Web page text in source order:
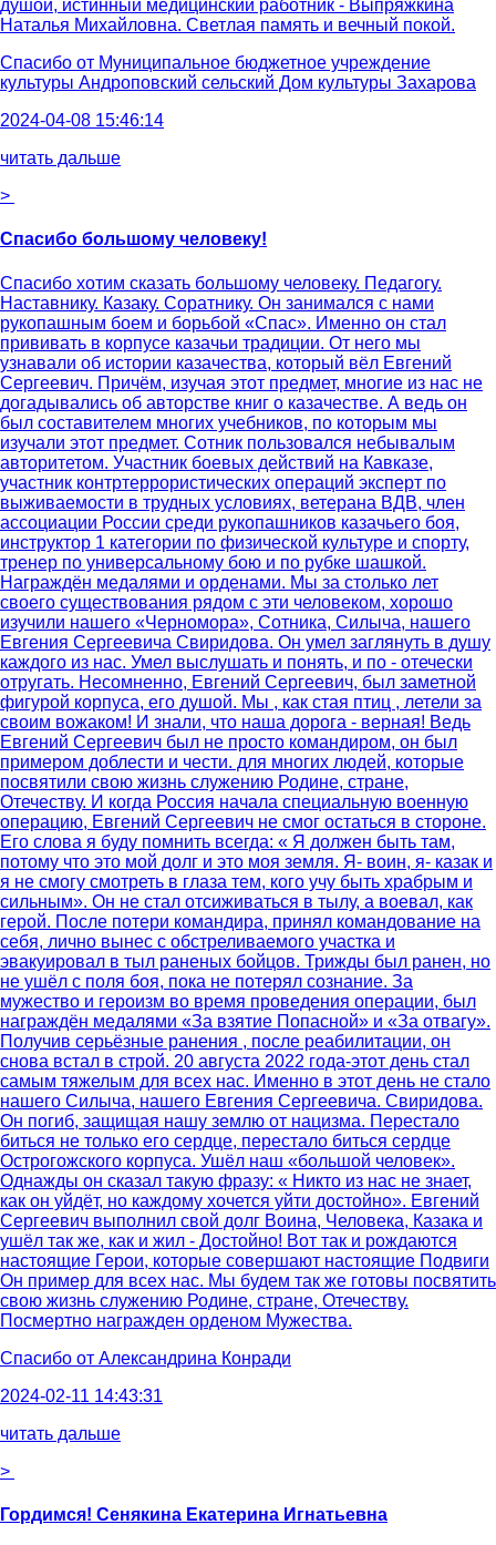
душой, истинный медицинский работник - Выпряжкина
Наталья Михайловна. Светлая память и вечный покой.
Спасибо от Муниципальное бюджетное учреждение
культуры Андроповский сельский Дом культуры Захарова
2024-04-08 15:46:14
читать дальше
>
Спасибо большому человеку!
Спасибо хотим сказать большому человеку. Педагогу.
Наставнику. Казаку. Соратнику. Он занимался с нами
рукопашным боем и борьбой «Спас». Именно он стал
прививать в корпусе казачьи традиции. От него мы
узнавали об истории казачества, который вёл Евгений
Сергеевич. Причём, изучая этот предмет, многие из нас не
догадывались об авторстве книг о казачестве. А ведь он
был составителем многих учебников, по которым мы
изучали этот предмет. Сотник пользовался небывалым
авторитетом. Участник боевых действий на Кавказе,
участник контртеррористических операций эксперт по
выживаемости в трудных условиях, ветерана ВДВ, член
ассоциации России среди рукопашников казачьего боя,
инструктор 1 категории по физической культуре и спорту,
тренер по универсальному бою и по рубке шашкой.
Награждён медалями и орденами. Мы за столько лет
своего существования рядом с эти человеком, хорошо
изучили нашего «Черномора», Сотника, Силыча, нашего
Евгения Сергеевича Свиридова. Он умел заглянуть в душу
каждого из нас. Умел выслушать и понять, и по - отечески
отругать. Несомненно, Евгений Сергеевич, был заметной
фигурой корпуса, его душой. Мы , как стая птиц , летели за
своим вожаком! И знали, что наша дорога - верная! Ведь
Евгений Сергеевич был не просто командиром, он был
примером доблести и чести. для многих людей, которые
посвятили свою жизнь служению Родине, стране,
Отечеству. И когда Россия начала специальную военную
операцию, Евгений Сергеевич не смог остаться в стороне.
Его слова я буду помнить всегда: « Я должен быть там,
потому что это мой долг и это моя земля. Я- воин, я- казак и
я не смогу смотреть в глаза тем, кого учу быть храбрым и
сильным». Он не стал отсиживаться в тылу, а воевал, как
герой. После потери командира, принял командование на
себя, лично вынес с обстреливаемого участка и
эвакуировал в тыл раненых бойцов. Трижды был ранен, но
не ушёл с поля боя, пока не потерял сознание. За
мужество и героизм во время проведения операции, был
награждён медалями «За взятие Попасной» и «За отвагу».
Получив серьёзные ранения , после реабилитации, он
снова встал в строй. 20 августа 2022 года-этот день стал
самым тяжелым для всех нас. Именно в этот день не стало
нашего Силыча, нашего Евгения Сергеевича. Свиридова.
Он погиб, защищая нашу землю от нацизма. Перестало
биться не только его сердце, перестало биться сердце
Острогожского корпуса. Ушёл наш «большой человек».
Однажды он сказал такую фразу: « Никто из нас не знает,
как он уйдёт, но каждому хочется уйти достойно». Евгений
Сергеевич выполнил свой долг Воина, Человека, Казака и
ушёл так же, как и жил - Достойно! Вот так и рождаются
настоящие Герои, которые совершают настоящие Подвиги
Он пример для всех нас. Мы будем так же готовы посвятить
свою жизнь служению Родине, стране, Отечеству.
Посмертно награжден орденом Мужества.
Спасибо от Александрина Конради
2024-02-11 14:43:31
читать дальше
>
Гордимся! Сенякина Екатерина Игнатьевна